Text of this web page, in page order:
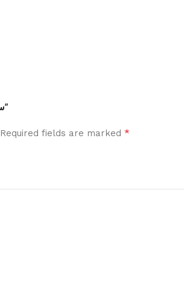
Be the first to review “سرير مع لوح رأسي مبطن”
Required fields are marked *